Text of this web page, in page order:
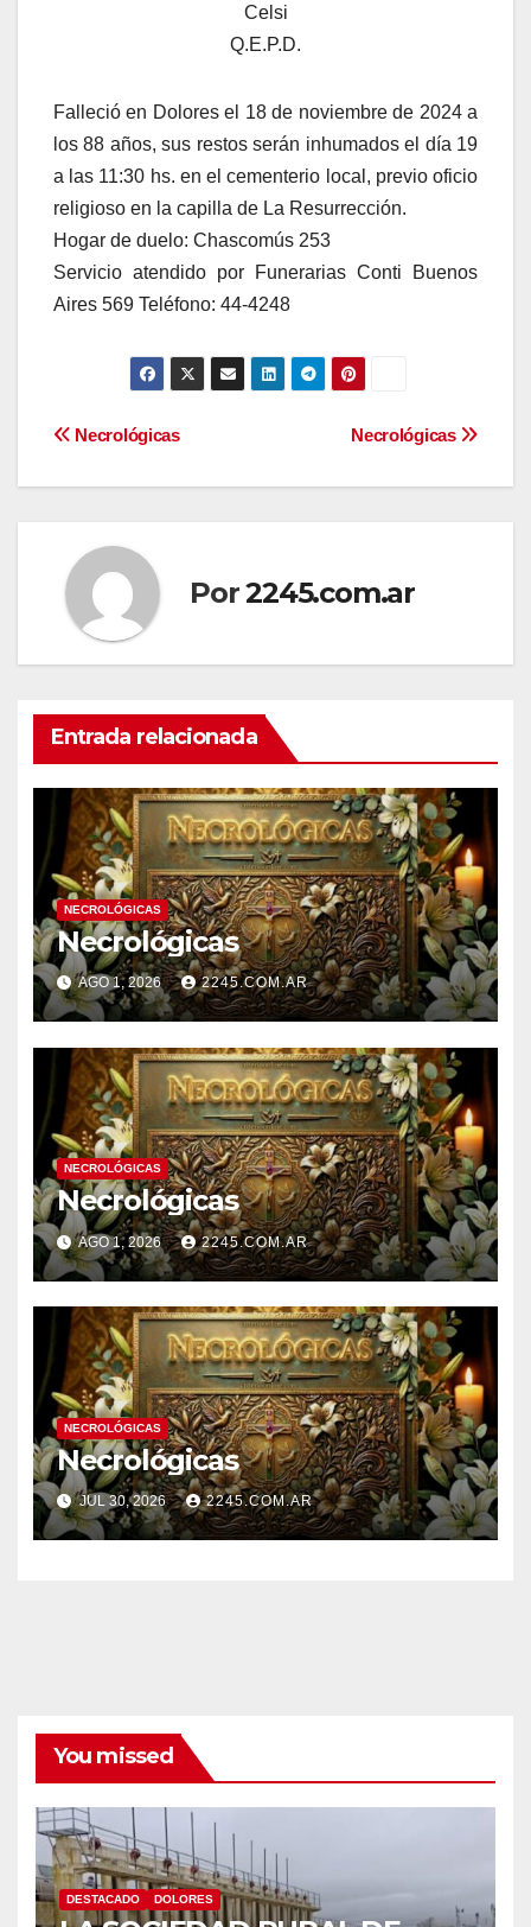
Celsi
Q.E.P.D.
Falleció en Dolores el 18 de noviembre de 2024 a
los 88 años, sus restos serán inhumados el día 19
a las 11:30 hs. en el cementerio local, previo oficio
religioso en la capilla de La Resurrección.
Hogar de duelo: Chascomús 253
Servicio atendido por Funerarias Conti Buenos
Aires 569 Teléfono: 44-4248
Navegación
de
entradas
Necrológicas
Necrológicas
Por2245.com.ar
Entrada relacionada
NECROLÓGICAS
Necrológicas
AGO 1, 2026 2245.COM.AR
NECROLÓGICAS
Necrológicas
AGO 1, 2026 2245.COM.AR
NECROLÓGICAS
Necrológicas
JUL 30, 2026 2245.COM.AR
You missed
DESTACADO DOLORES